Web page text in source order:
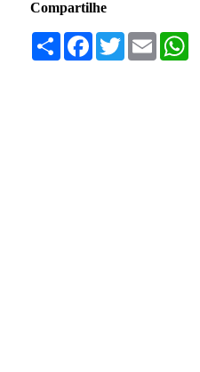
Compartilhe
Compartilhar
Facebook
TwitterEmail